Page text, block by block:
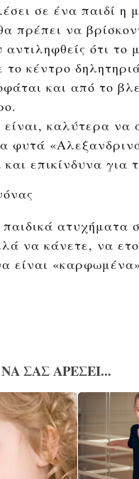
σε ένα παιδί η
πρέπει να
ότι
το κέντρο
και από το
καλύτερα να
φυτά
και επικίνδυνα
ατυχήματα
να κάνετε, να
είναι
ΣΑΣ ΑΡΈΣΕΙ...